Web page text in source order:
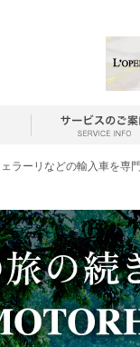
ラーリなどの輸入車を